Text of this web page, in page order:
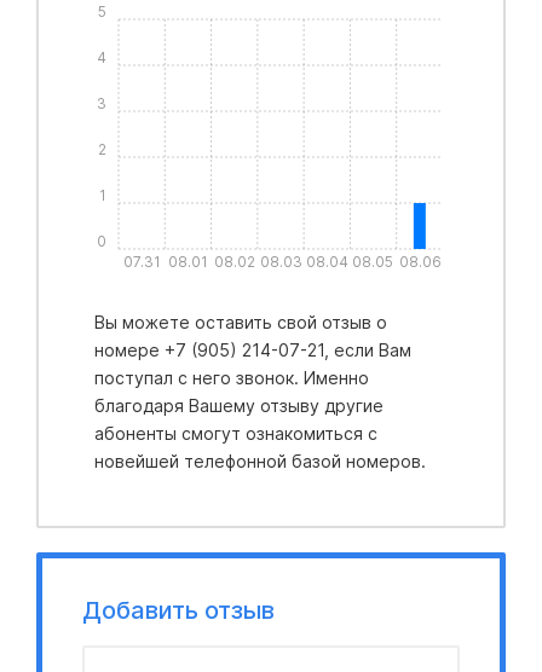
07.31 08.01 08.02 08.03 08.04 08.05 08.06
0
1
2
3
4
5
Вы можете оставить свой отзыв о
номере +7 (905) 214-07-21, если Вам
поступал с него звонок. Именно
благодаря Вашему отзыву другие
абоненты смогут ознакомиться с
новейшей телефонной базой номеров.
Добавить отзыв